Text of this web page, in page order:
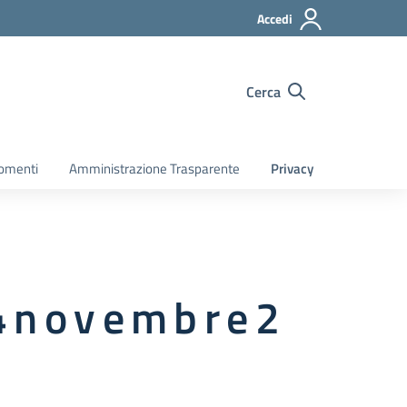
Accedi
Cerca
Amministrazione Trasparente Privacy
o v e m b r e 2